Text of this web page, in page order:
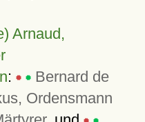
Arnaud,
:
Bernard de
Ordensmann